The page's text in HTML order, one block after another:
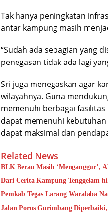
Tak hanya peningkatan
antar kampung masih
“Sudah ada sebagian yang
penegasan tidak ada lagi
Sri juga menegaskan agar
wilayahnya. Guna
memenuhi berbagai
dapat memenuhi
dapat maksimal dan
Related News
BLK Berau Masih ‘Menganggur’,
Dari Cerita Kampung Tenggelam
Pemkab Tegas Larang Waralaba
Jalan Poros Gurimbang